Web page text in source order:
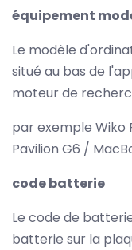
équipement
Le modèle
situé au bas de
moteur de
par exemple Wiko
Pavilion G6 /
code batterie
Le code de
batterie sur la